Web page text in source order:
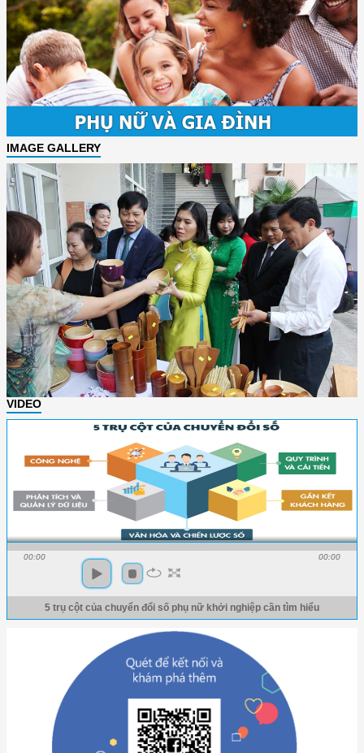
IMAGE GALLERY
VIDEO
00:00 00:00
5 trụ cột của chuyển đổi số phụ nữ khởi nghiệp cần tìm hiểu